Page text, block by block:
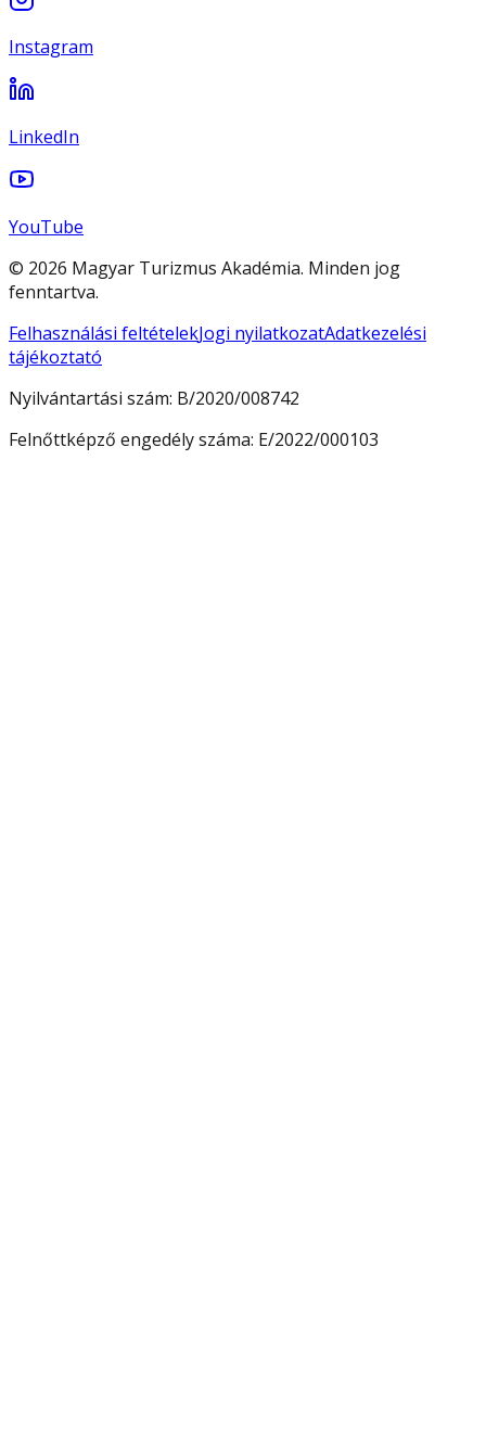
Instagram
LinkedIn
YouTube
© 2026 Magyar Turizmus Akadémia. Minden jog
fenntartva.
Felhasználási feltételekJogi nyilatkozatAdatkezelési
tájékoztató
Nyilvántartási szám: B/2020/008742
Felnőttképző engedély száma: E/2022/000103